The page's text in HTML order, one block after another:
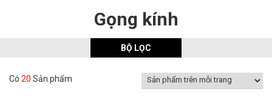
Gọng kính
BỘ LỌC
Có 20 Sản phẩm